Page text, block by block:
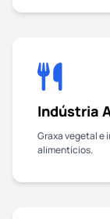
Indústria
Graxa vegetal e
alimentícios.